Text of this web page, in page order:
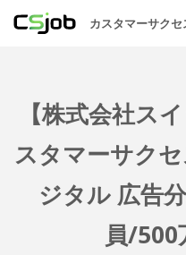
CSJOB
カスタマーサク
【株式会社ス
スタマーサク
ジタル 広告
員/500